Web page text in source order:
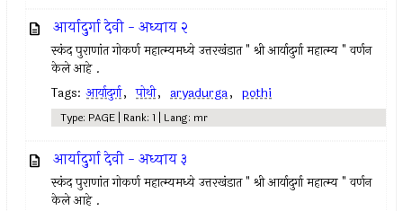
आर्यादुर्गा देवी - अध्याय २
स्कंद पुराणांत गोकर्ण महात्म्यमध्ये उत्तरखंडात " श्री आर्यादुर्गा महात्म्य " वर्णन
केले आहे .
Tags: आर्यादुर्गा, पोथी, aryadurga, pothi
Type: PAGE | Rank: 1 | Lang: mr
आर्यादुर्गा देवी - अध्याय ३
स्कंद पुराणांत गोकर्ण महात्म्यमध्ये उत्तरखंडात " श्री आर्यादुर्गा महात्म्य " वर्णन
केले आहे .